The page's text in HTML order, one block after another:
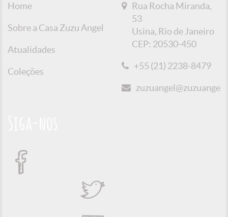
Home
Sobre a Casa Zuzu Angel
Atualidades
Coleções
Rua Rocha Miranda,
53
Usina, Rio de Janeiro
CEP: 20530-450
+55 (21) 2238-8479